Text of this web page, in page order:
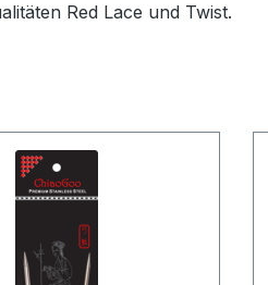
Red Lace und Twist.